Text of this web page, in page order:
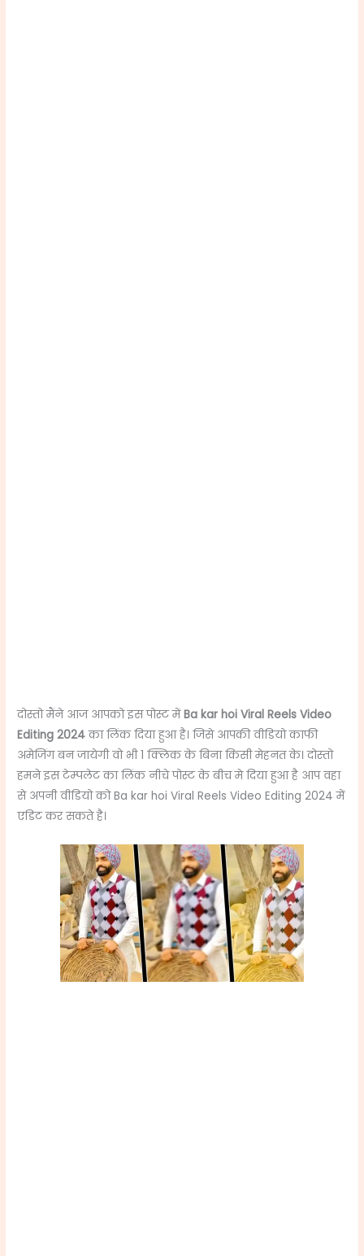
दोस्तो मैंने आज आपको इस पोस्ट मेंBa kar hoi Viral Reels Video
Editing 2024का लिंक दिया हुआ है। जिसे आपकी वीडियो काफी
अमेजिंग बन जायेगी वो भी 1 क्लिक के बिना किसी मेहनत के। दोस्तो
हमने इस टेम्पलेट का लिंक नीचे पोस्ट के बीच मे दिया हुआ है आप वहा
से अपनी वीडियो को Ba kar hoi Viral Reels Video Editing 2024 में
एडिट कर सकते है।